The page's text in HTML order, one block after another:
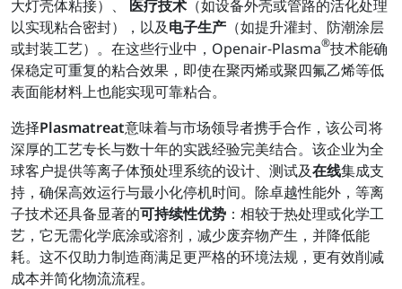
大灯壳体粘接）、 医疗技术 （如设备外壳或管路的活化处理
以实现粘合密封），以及电子生产 （如提升灌封、防潮涂层
或封装工艺）。在这些行业中，Openair-Plasma®技术能确
保稳定可重复的粘合效果，即使在聚丙烯或聚四氟乙烯等低
表面能材料上也能实现可靠粘合。
选择Plasmatreat意味着与市场领导者携手合作，该公司将
深厚的工艺专长与数十年的实践经验完美结合。该企业为全
球客户提供等离子体预处理系统的设计、测试及在线集成支
持，确保高效运行与最小化停机时间。除卓越性能外，等离
子技术还具备显著的可持续性优势 ：相较于热处理或化学工
艺，它无需化学底涂或溶剂，减少废弃物产生，并降低能
耗。这不仅助力制造商满足更严格的环境法规，更有效削减
成本并简化物流流程。